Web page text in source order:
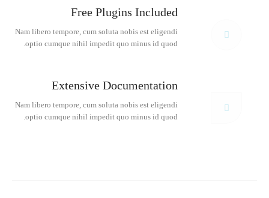
Free Plugins Included
Nam libero tempore, cum soluta nobis est eligendi
optio cumque nihil impedit quo minus id quod.
Extensive Documentation
Nam libero tempore, cum soluta nobis est eligendi
optio cumque nihil impedit quo minus id quod.